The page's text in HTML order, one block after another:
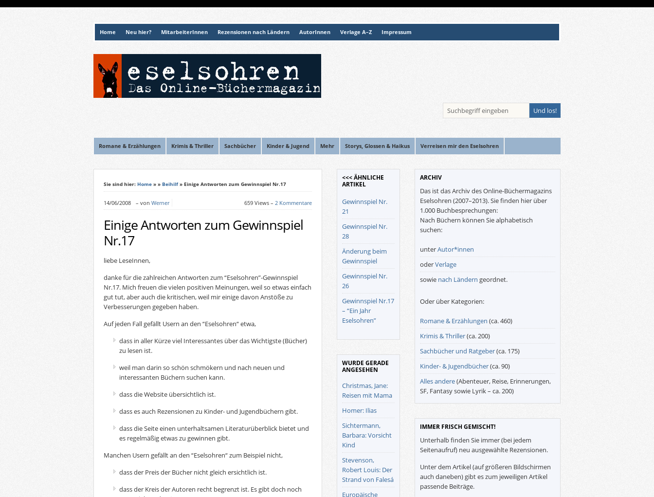
Home Neu hier? MitarbeiterInnen Rezensionen nach Ländern AutorInnen Verlage A–Z Impressum
Romane & Erzählungen Krimis & Thriller Sachbücher Kinder & Jugend Mehr Storys, Glossen & Haikus Verreisen mir den Eselsohren
Sie sind hier: Home » » Beihilf» Einige Antworten zum Gewinnspiel Nr.17
14/06/2008 – von Werner 659 Views – 2 Kommentare
Einige Antworten zum Gewinnspiel
Nr.17
liebe LeseInnen,
danke für die zahlreichen Antworten zum “Eselsohren”-Gewinnspiel
Nr.17. Mich freuen die vielen positiven Meinungen, weil so etwas einfach
gut tut, aber auch die kritischen, weil mir einige davon Anstöße zu
Verbesserungen gegeben haben.
Auf jeden Fall gefällt Usern an den “Eselsohren“ etwa,
dass in aller Kürze viel Interessantes über das Wichtigste (Bücher)
zu lesen ist.
weil man darin so schön schmökern und nach neuen und
interessanten Büchern suchen kann.
dass die Website übersichtlich ist.
dass es auch Rezensionen zu Kinder- und Jugendbüchern gibt.
dass die Seite einen unterhaltsamen Literaturüberblick bietet und
es regelmäßig etwas zu gewinnen gibt.
Manchen Usern gefällt an den “Eselsohren“ zum Beispiel nicht,
dass der Preis der Bücher nicht gleich ersichtlich ist.
dass der Kreis der Autoren recht begrenzt ist. Es gibt doch noch
<<< ÄHNLICHE
ARTIKEL
Gewinnspiel Nr.
21
Gewinnspiel Nr.
28
Änderung beim
Gewinnspiel
Gewinnspiel Nr.
26
Gewinnspiel Nr.17
– “Ein Jahr
Eselsohren”
WURDE GERADE
ANGESEHEN
Christmas, Jane:
Reisen mit Mama
Homer: Ilias
Sichtermann,
Barbara: Vorsicht
Kind
Stevenson,
Robert Louis: Der
Strand von Falesá
Europäische
ARCHIV
Das ist das Archiv des Online-Büchermagazins
Eselsohren (2007–2013). Sie finden hier über
1.000 Buchbesprechungen:
Nach Büchern können Sie alphabetisch
suchen:
unterAutor*innen
oderVerlage
sowie nach Ländern geordnet.
Oder über Kategorien:
Romane & Erzählungen (ca. 460)
Krimis & Thriller(ca. 200)
Sachbücher und Ratgeber(ca. 175)
Kinder- & Jugendbücher(ca. 90)
Alles andere(Abenteuer, Reise, Erinnerungen,
SF, Fantasy sowie Lyrik – ca. 200)
IMMER FRISCH GEMISCHT!
Unterhalb finden Sie immer (bei jedem
Seitenaufruf) neu ausgewählte Rezensionen.
Unter dem Artikel (auf größeren Bildschirmen
auch daneben) gibt es zum jeweiligen Artikel
passende Beiträge.